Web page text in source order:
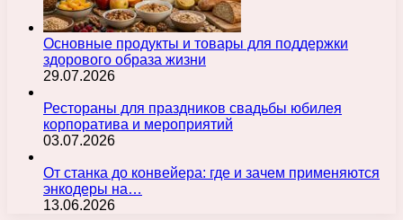
Основные продукты и товары для поддержки
здорового образа жизни
29.07.2026
Рестораны для праздников свадьбы юбилея
корпоратива и мероприятий
03.07.2026
От станка до конвейера: где и зачем применяются
энкодеры на…
13.06.2026